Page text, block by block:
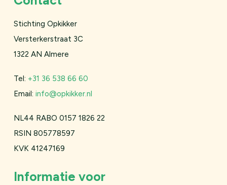
Stichting Opkikker
Versterkerstraat 3C
1322 AN Almere
Tel: +31 36 538 66 60
Email: info@opkikker.nl
NL44 RABO 0157 1826 22
RSIN 805778597
KVK 41247169
Informatie voor